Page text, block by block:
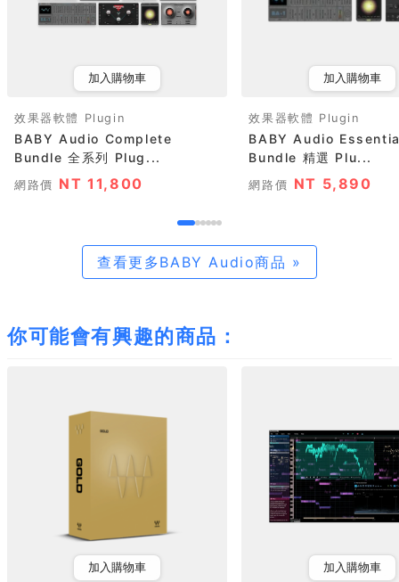
加入購物車
效果器軟體 Plugin
BABY Audio Complete
Bundle 全系列 Plug...
網路價 NT 11,800
加入購物車
效果器軟體 Plugin
BABY Audio
Bundle 精選 Plu...
網路價 NT 5,890
查看更多BABY Audio商品 »
你可能會有興趣的商品：
加入購物車 加入購物車